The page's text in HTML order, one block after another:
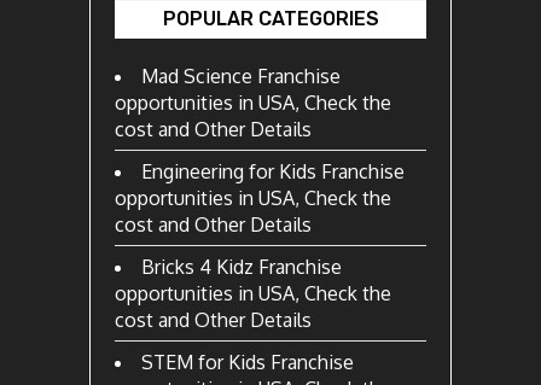
POPULAR CATEGORIES
Mad Science Franchise
opportunities in USA, Check the
cost and Other Details
Engineering for Kids Franchise
opportunities in USA, Check the
cost and Other Details
Bricks 4 Kidz Franchise
opportunities in USA, Check the
cost and Other Details
STEM for Kids Franchise